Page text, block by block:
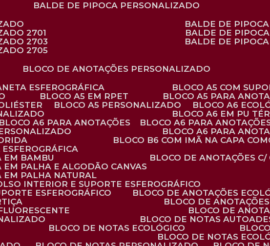
BALDE DE PIPOCA PERSONALIZADO
BALDE DE
2701
BALDE DE
2703
BALDE DE
2705
BLOCO DE ANOTAÇÕES PERSONALIZADO
ESFEROGRÁFICA
BLOCO A5 COM
BLOCO A5 EM RPET
BLOCO A5 PARA
BLOCO A5 PERSONALIZADO
BLOCO A6
BLOCO A6 EM PU
BLOCO A6 PARA ANOTAÇÕES
BLOCO A6 PARA
BLOCO A6 PARA
BLOCO B6 COM IMÃ NA CAPA
ESFEROGRÁFICA
EM BAMBU
BLOCO DE ANOTAÇÕES
EM PALHA E ALGODÃO CANVAS
EM PALHA NATURAL
INTERIOR E SUPORTE ESFEROGRÁFICO
ESFEROGRÁFICO
BLOCO DE ANOTAÇÕES
BLOCO DE
BLOCO DE
BLOCO DE NOTAS
BLOCO DE NOTAS ECOLÓGICO
BLOCO DE NOTAS